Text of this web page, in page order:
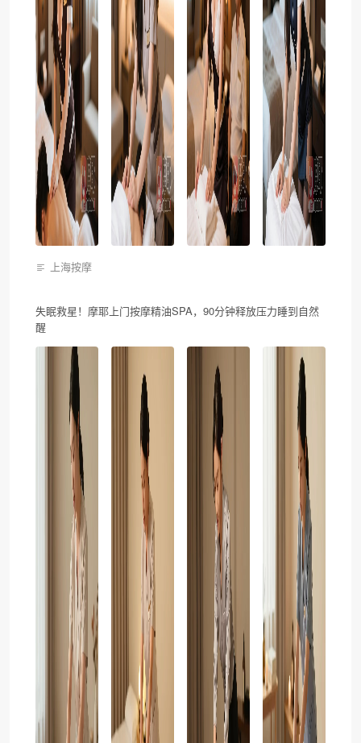
上海按摩
失眠救星！摩耶上门按摩精油SPA，90分钟释放压力睡到自然
醒